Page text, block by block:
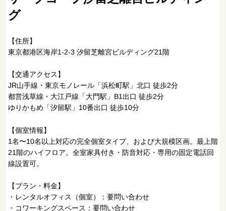
グ
【住所】
東京都港区海岸1-2-3 汐留芝離宮ビルディング21階
【交通アクセス】
JR山手線・東京モノレール「浜松町駅」北口 徒歩2分
都営浅草線・大江戸線「大門駅」B1出口 徒歩2分
ゆりかもめ「汐留駅」10番出口 徒歩10分
【個室情報】
1名〜10名以上対応の完全個室タイプ、および大規模区画。最上階
21階のハイフロア。全室家具付き・防音対応・専用の固定電話回
線設置可。
【プラン・料金】
・レンタルオフィス（個室）：要問い合わせ
・コワーキングスペース：要問い合わせ